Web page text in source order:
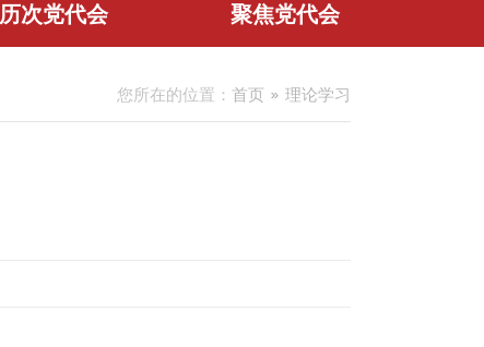
历次党代会 聚焦党代会
您所在的位置： 首页 理论学习